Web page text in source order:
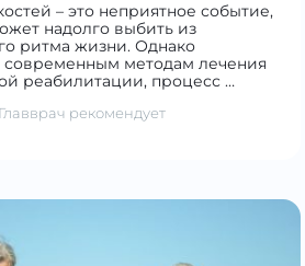
– это неприятное событие,
надолго выбить из
ритма жизни. Однако
современным методам лечения
реабилитации, процесс …
Главврач рекомендует